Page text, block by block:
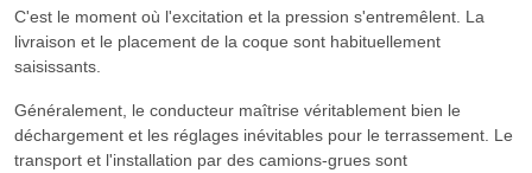
C'est le moment où l'excitation et la pression s'entremêlent. La
livraison et le placement de la coque sont habituellement
saisissants.
Généralement, le conducteur maîtrise véritablement bien le
déchargement et les réglages inévitables pour le terrassement. Le
transport et l'installation par des camions-grues sont